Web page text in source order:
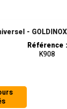
- GOLDINOX
Référence :
K908